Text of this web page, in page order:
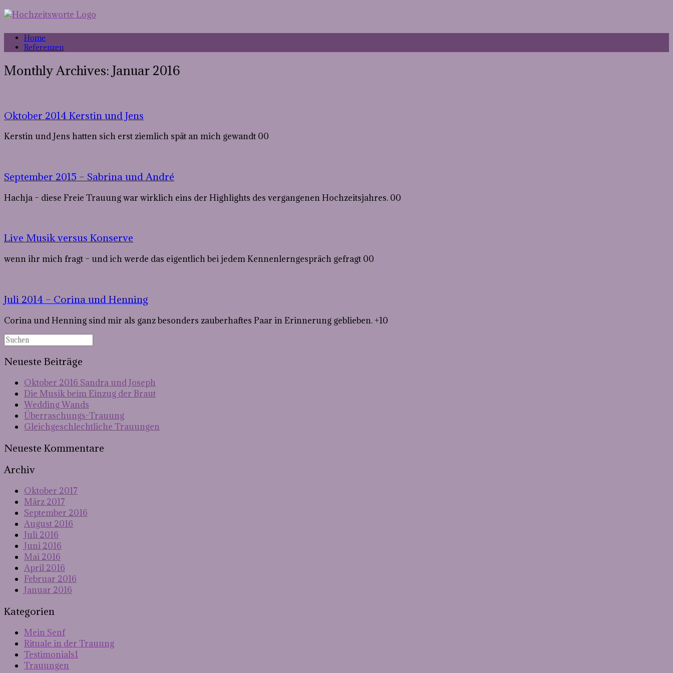
Home
Referenzen
Monthly Archives: Januar 2016
Oktober 2014 Kerstin und Jens
Kerstin und Jens hatten sich erst ziemlich spät an mich gewandt 00
September 2015 – Sabrina und André
Hachja – diese Freie Trauung war wirklich eins der Highlights des vergangenen Hochzeitsjahres. 00
Live Musik versus Konserve
wenn ihr mich fragt – und ich werde das eigentlich bei jedem Kennenlerngespräch gefragt 00
Juli 2014 – Corina und Henning
Corina und Henning sind mir als ganz besonders zauberhaftes Paar in Erinnerung geblieben. +10
Neueste Beiträge
Oktober 2016 Sandra und Joseph
Die Musik beim Einzug der Braut
Wedding Wands
Überraschungs-Trauung
Gleichgeschlechtliche Trauungen
Neueste Kommentare
Archiv
Oktober 2017
März 2017
September 2016
August 2016
Juli 2016
Juni 2016
Mai 2016
April 2016
Februar 2016
Januar 2016
Kategorien
Mein Senf
Rituale in der Trauung
Testimonials1
Trauungen